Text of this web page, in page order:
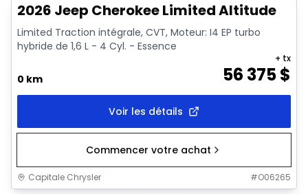
2026 Jeep Cherokee Limited Altitude
Limited Traction intégrale, CVT, Moteur: I4 EP turbo
hybride de 1,6 L - 4 Cyl. - Essence
0 km 56 375$
+ tx
Voir les détails
Commencer votre achat
Capitale Chrysler #O06265